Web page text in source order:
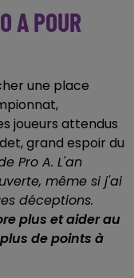
A POUR
une place
joueurs attendus
grand espoir du
Pro A. L'an
même si j'ai
déceptions.
plus et aider au
de points à